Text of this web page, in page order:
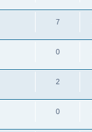
7
0
2
0